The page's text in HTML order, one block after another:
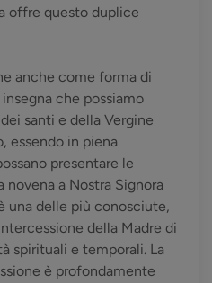
offre questo duplice
anche come forma di
che possiamo
santi e della Vergine
essendo in piena
presentare le
novena a Nostra Signora
una delle più conosciute,
della Madre di
spirituali e temporali. La
è profondamente